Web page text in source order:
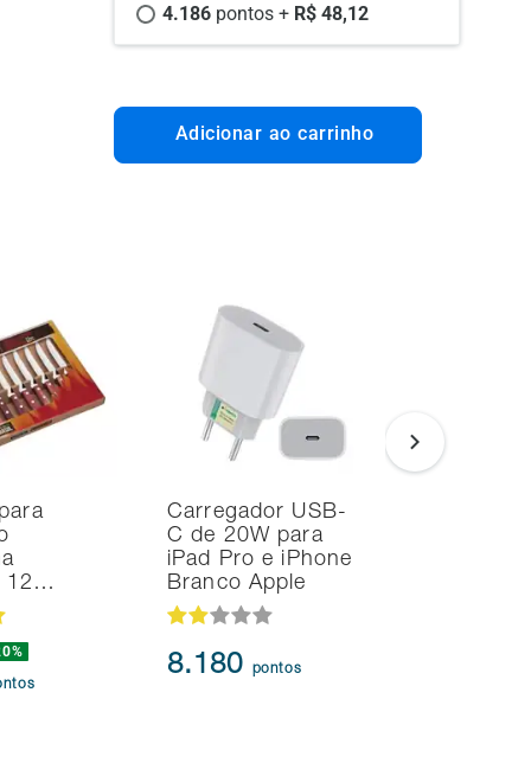
4.186 pontos + R$ 48,12
Adicionar ao carrinho
12…
Carregador USB-
C de 20W para
iPad Pro e iPhone
Branco Apple
8.180 pontos